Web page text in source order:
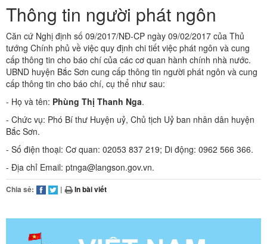
Thông tin người phát ngôn
Căn cứ Nghị định số 09/2017/NĐ-CP ngày 09/02/2017 của Thủ
tướng Chính phủ về việc quy định chi tiết việc phát ngôn và cung
cấp thông tin cho báo chí của các cơ quan hành chính nhà nước.
UBND huyện Bắc Sơn cung cấp thông tin người phát ngôn và cung
cấp thông tin cho báo chí, cụ thể như sau:
- Họ và tên: Phùng Thị Thanh Nga.
- Chức vụ: Phó Bí thư Huyện uỷ, Chủ tịch Uỷ ban nhân dân huyện
Bắc Sơn.
- Số điện thoại: Cơ quan: 02053 837 219; Di động: 0962 566 366.
- Địa chỉ Email: ptnga@langson.gov.vn.
Chia sẻ: | In bài viết